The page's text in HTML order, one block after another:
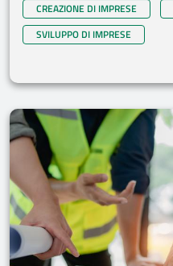
CREAZIONE DI IMPRESE
SVILUPPO DI IMPRESE